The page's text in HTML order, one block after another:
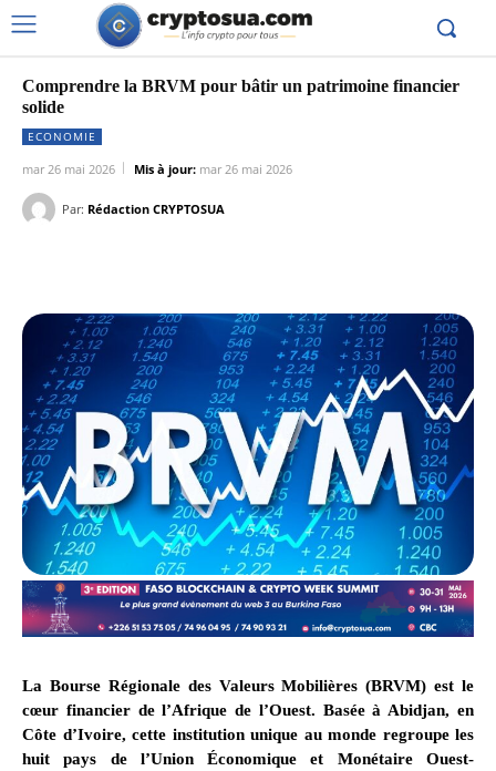
Comprendre la BRVM pour bâtir un patrimoine financier
solide
ECONOMIE
mar 26 mai 2026 Mis à jour: mar 26 mai 2026
Par: Rédaction CRYPTOSUA
La Bourse Régionale des Valeurs Mobilières (BRVM) est le
cœur financier de l’Afrique de l’Ouest. Basée à Abidjan, en
Côte d’Ivoire, cette institution unique au monde regroupe les
huit pays de l’Union Économique et Monétaire Ouest-